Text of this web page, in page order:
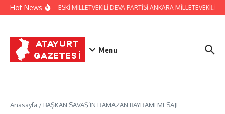
İçeriğe atla
Hot NewsHATAY ESKİ MİLLETVEKİLİ DEVA PARTİSİ ANKARA MİLLETEVEKİLİ
Menu
Anasayfa / BAŞKAN SAVAŞ’IN RAMAZAN BAYRAMI MESAJI